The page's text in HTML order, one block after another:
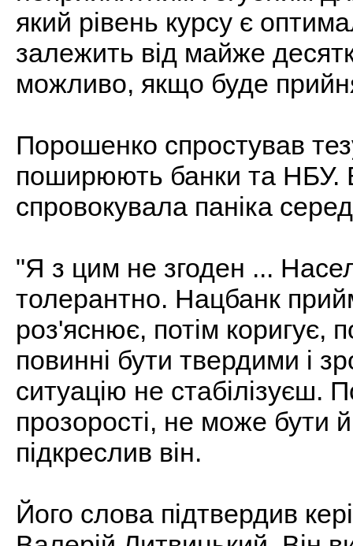
який рівень курсу є
залежить від майже
можливо, якщо буде
Порошенко спростував
поширюють банки та НБУ.
спровокувала паніка
"Я з цим не згоден ...
толерантно. Нацбанк
роз'яснює, потім коригує,
повинні бути твердими і
ситуацію не стабілізуєш.
прозорості, не може бути
підкреслив він.
Його слова підтвердив